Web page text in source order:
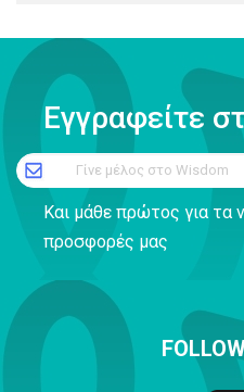
Εγγραφείτε
Γίνε μέλος στο Wisdom
Και μάθε πρώτος για τα
προσφορές μας